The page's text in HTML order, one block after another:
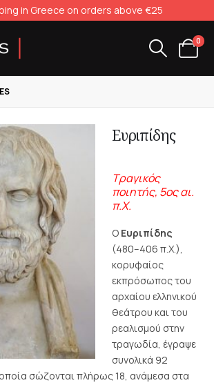
in Greece on orders above €25
0
Ευριπίδης
Τραγικός
ποιητής, 5ος αι.
π.Χ.
Ο Ευριπίδης
(480–406 π.Χ.),
κορυφαίος
εκπρόσωπος του
αρχαίου ελληνικού
θεάτρου και του
ρεαλισμού στην
τραγωδία, έγραψε
συνολικά 92
σώζονται πλήρως 18, ανάμεσα στα